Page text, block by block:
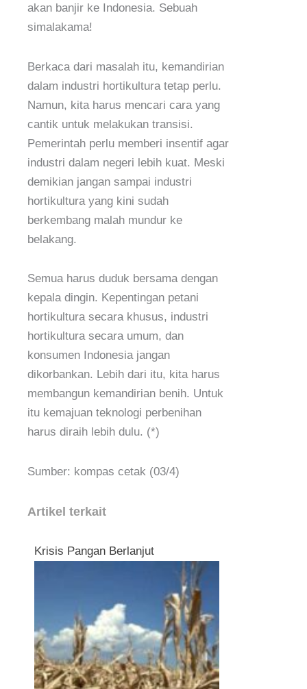
akan banjir ke Indonesia. Sebuah
simalakama!
Berkaca dari masalah itu, kemandirian
dalam industri hortikultura tetap perlu.
Namun, kita harus mencari cara yang
cantik untuk melakukan transisi.
Pemerintah perlu memberi insentif agar
industri dalam negeri lebih kuat. Meski
demikian jangan sampai industri
hortikultura yang kini sudah
berkembang malah mundur ke
belakang.
Semua harus duduk bersama dengan
kepala dingin. Kepentingan petani
hortikultura secara khusus, industri
hortikultura secara umum, dan
konsumen Indonesia jangan
dikorbankan. Lebih dari itu, kita harus
membangun kemandirian benih. Untuk
itu kemajuan teknologi perbenihan
harus diraih lebih dulu. (*)
Sumber: kompas cetak (03/4)
Artikel terkait
Krisis Pangan Berlanjut